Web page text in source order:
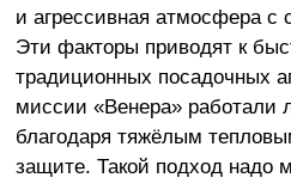
и агрессивная атмосфера с
Эти факторы приводят к
традиционных посадочных
миссии «Венера» работали
благодаря тяжёлым
защите. Такой подход надо